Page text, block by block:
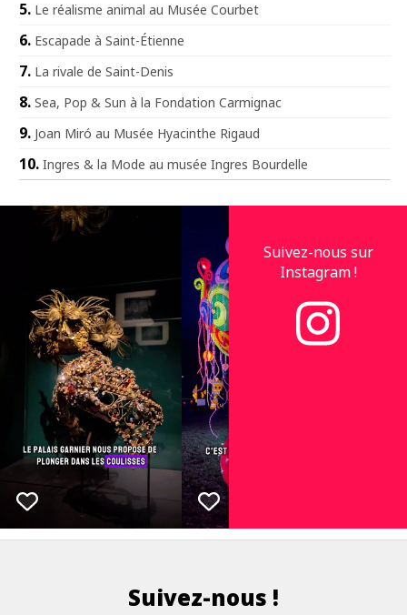
Le réalisme animal au Musée Courbet
Escapade à Saint-Étienne
La rivale de Saint-Denis
Sea, Pop & Sun à la Fondation Carmignac
Joan Miró au Musée Hyacinthe Rigaud
Ingres & la Mode au musée Ingres Bourdelle
Suivez-nous sur
Instagram !
Suivez-nous !